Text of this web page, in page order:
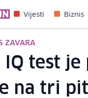
Vijesti Biznis
ZAVARA
IQ test
na tri